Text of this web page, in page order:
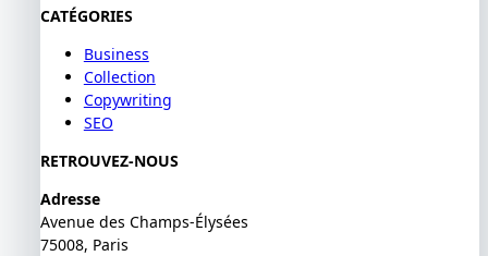
CATÉGORIES
Business
Collection
Copywriting
SEO
RETROUVEZ-NOUS
Adresse
Avenue des Champs-Élysées
75008, Paris